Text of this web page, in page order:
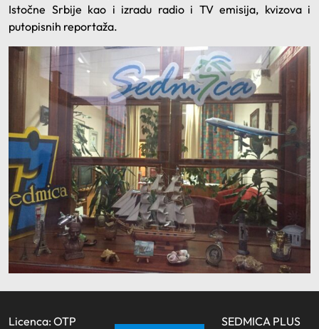
Istočne Srbije kao i izradu radio i TV emisija, kvizova i
putopisnih reportaža.
Licenca: OTP
SEDMICA PLUS